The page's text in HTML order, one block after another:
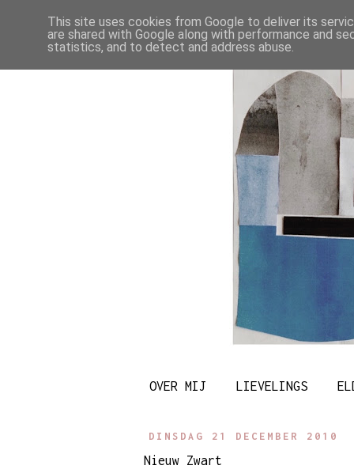
OVER MIJ LIEVELINGS
DINSDAG 21 DECEMBER 2010
Nieuw Zwart
This site uses cookies from Google to deliver its
are shared with Google along with performance and
statistics, and to detect and address abuse.